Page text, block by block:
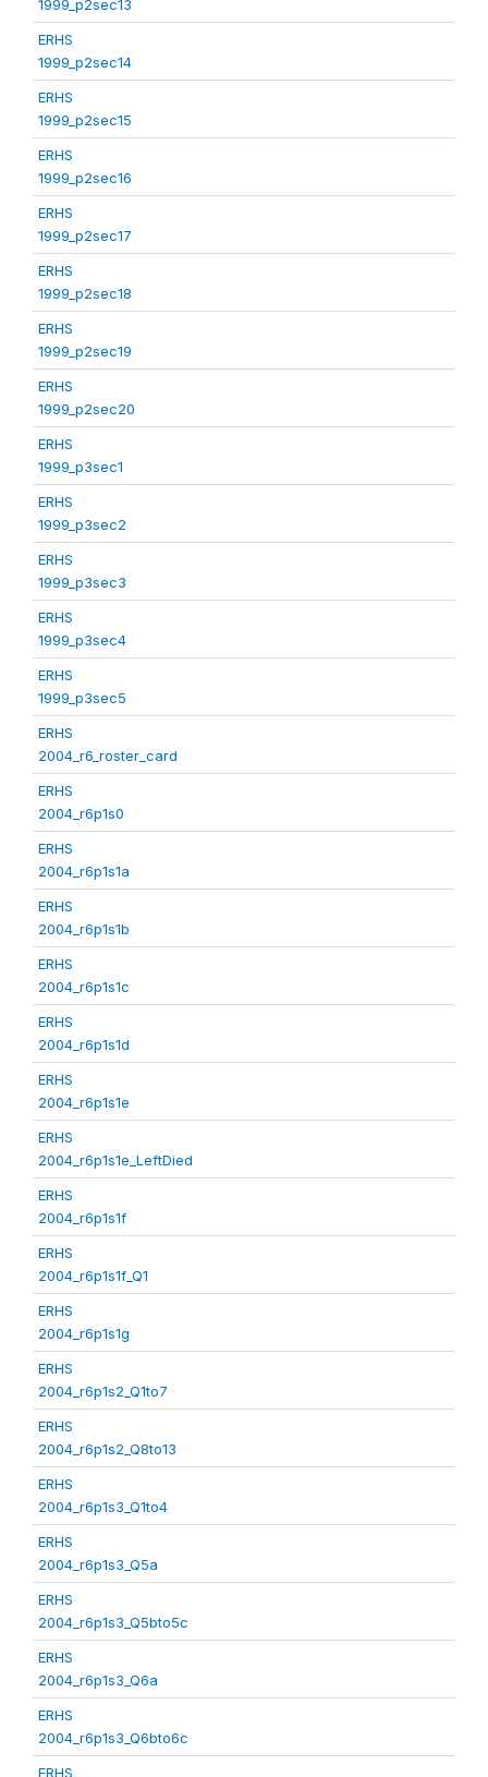
1999_p2sec13
ERHS
1999_p2sec14
ERHS
1999_p2sec15
ERHS
1999_p2sec16
ERHS
1999_p2sec17
ERHS
1999_p2sec18
ERHS
1999_p2sec19
ERHS
1999_p2sec20
ERHS
1999_p3sec1
ERHS
1999_p3sec2
ERHS
1999_p3sec3
ERHS
1999_p3sec4
ERHS
1999_p3sec5
ERHS
2004_r6_roster_card
ERHS
2004_r6p1s0
ERHS
2004_r6p1s1a
ERHS
2004_r6p1s1b
ERHS
2004_r6p1s1c
ERHS
2004_r6p1s1d
ERHS
2004_r6p1s1e
ERHS
2004_r6p1s1e_LeftDied
ERHS
2004_r6p1s1f
ERHS
2004_r6p1s1f_Q1
ERHS
2004_r6p1s1g
ERHS
2004_r6p1s2_Q1to7
ERHS
2004_r6p1s2_Q8to13
ERHS
2004_r6p1s3_Q1to4
ERHS
2004_r6p1s3_Q5a
ERHS
2004_r6p1s3_Q5bto5c
ERHS
2004_r6p1s3_Q6a
ERHS
2004_r6p1s3_Q6bto6c
ERHS